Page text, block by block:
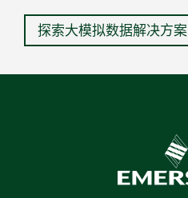
探索大模拟数据解决方案